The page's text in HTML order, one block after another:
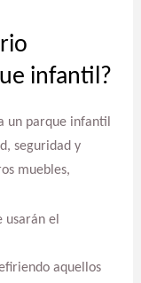
infantil?
un parque infantil
seguridad y
muebles,
usarán el
aquellos